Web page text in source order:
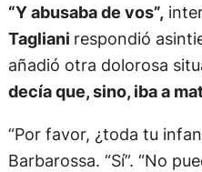
“Y abusaba de vos”,
Tagliani respondió
añadió otra dolorosa
decía que, sino, iba a
“Por favor, ¿toda tu
Barbarossa. “Sí”. “No